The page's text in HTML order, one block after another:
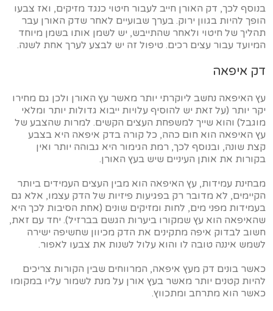
בנוסף לכך, דק האורן חייב לעבור חיטוי כנגד מזיקים, ואז צבעו
הופך להיות בגוון ירוק. בערך שבועיים לאחר שדק האורן עבר
תהליך של חיטוי ולאחר שהתייבש, יש לשמן אותו בשמן מיוחד
המיועד עבור עצים רכים. טיפול זה יש לבצע לערך אחת לשנה.
דק איפאה
עץ האיפאה נחשב ליוקרתי יותר מאשר עץ האורן ולכן גם מחירו
יקר יותר (על זאת יש להוסיף עלויות ייבוא גדולות יותר ומלאי
מוגבל) והוא שייך למשפחת העצים הקשים. למרות שהצבע של
עץ האיפאה הוא חום כהה, כל קורה בדק איפאה היא בצבע
קצת שונה, ובנוסף לכך, רמת הגימור היא גבוהה יותר ואין
בקורות את אותן העיניים שיש בעץ האורן.
מבחינת עמידות, עץ האיפאה הוא מבין העצים העמידים ביותר
הקיימים, לא מדובר רק בפגיעות פיזיות של הדק עצמו, אלא גם
בעמידות מפני מים, לחות ומזיקים שונים (אחת הסיבות לכך היא
שהאיפאה הוא עץ שמקורו ביערות הגשם בברזיל). יחד עם זאת,
חשוב לבדוק איפה מתקינים את הדק מכיוון שחשיפה ישירה
לשמש איננה טובה לו והוא עלול לשנות את צבעו לאפור.
כאשר בונים דק מעץ איפאה, המרווחים שבין הקורות צריכים
להיות קטנים יותר מאשר בעץ אורן על מנת לשמור עליו במקומו
כאשר הוא מתרחב ומתכווץ.